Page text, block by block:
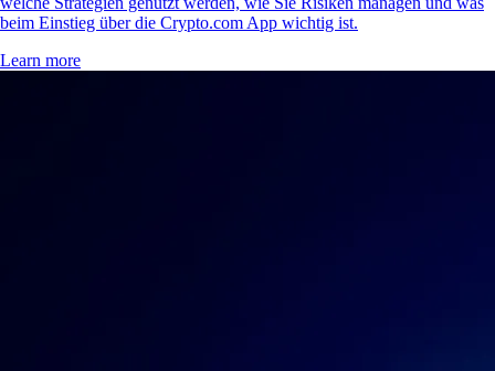
beim Einstieg über die Crypto.com App wichtig ist.
Learn more